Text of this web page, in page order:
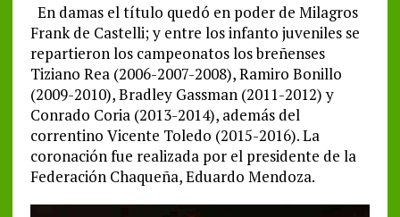
En damas el título quedó en poder de Milagros
Frank de Castelli; y entre los infanto juveniles se
repartieron los campeonatos los breñenses
Tiziano Rea (2006-2007-2008), Ramiro Bonillo
(2009-2010), Bradley Gassman (2011-2012) y
Conrado Coria (2013-2014), además del
correntino Vicente Toledo (2015-2016). La
coronación fue realizada por el presidente de la
Federación Chaqueña, Eduardo Mendoza.